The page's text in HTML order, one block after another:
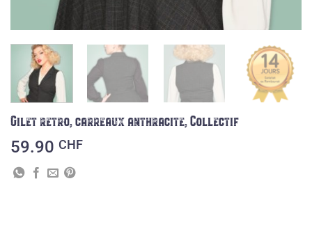
Gilet retro, carreaux anthracite, Collectif
59.90 CHF